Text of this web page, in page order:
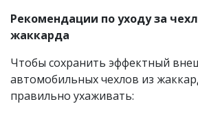
Рекомендации по уходу за
жаккарда
Чтобы сохранить эффектный
автомобильных чехлов из
правильно ухаживать: